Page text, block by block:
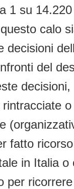
1 su 14.220
calo
decisioni
del
decisioni,
fatto
in Italia o
per